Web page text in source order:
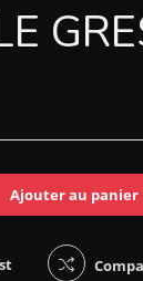
Ajouter au panier